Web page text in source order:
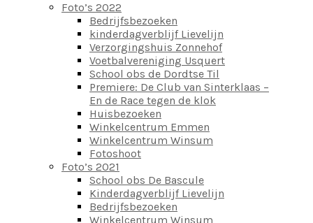
Foto’s 2022
Bedrijfsbezoeken
kinderdagverblijf Lievelijn
Verzorgingshuis Zonnehof
Voetbalvereniging Usquert
School obs de Dordtse Til
Premiere: De Club van Sinterklaas –
En de Race tegen de klok
Huisbezoeken
Winkelcentrum Emmen
Winkelcentrum Winsum
Fotoshoot
Foto’s 2021
School obs De Bascule
Kinderdagverblijf Lievelijn
Bedrijfsbezoeken
Winkelcentrum Winsum